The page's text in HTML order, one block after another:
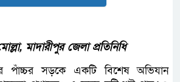
মাদারীপুর জেলা প্রতিনিধি
পাঁচ্চর সড়কে একটি বিশেষ অভিযান